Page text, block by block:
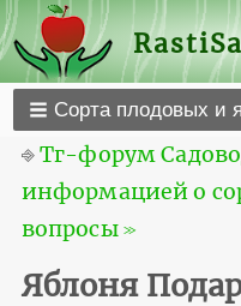
Сорта плодовых и
⎆Тг-форум
информацией о
вопросы ≫
Яблоня